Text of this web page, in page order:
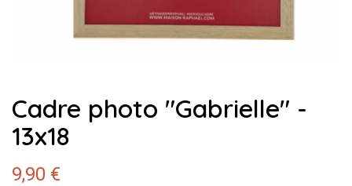
Cadre photo "Gabrielle" -
13x18
9,90 €